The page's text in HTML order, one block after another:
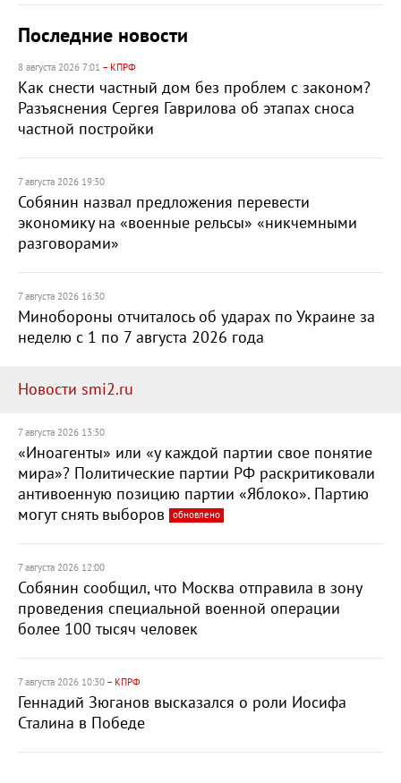
Последние новости
8 августа 2026 7:01 – КПРФ
Как снести частный дом без проблем с законом?
Разъяснения Сергея Гаврилова об этапах сноса
частной постройки
7 августа 2026 19:30
Собянин назвал предложения перевести
экономику на «военные рельсы» «никчемными
разговорами»
7 августа 2026 16:30
Минобороны отчиталось об ударах по Украине за
неделю с 1 по 7 августа 2026 года
Новости smi2.ru
7 августа 2026 13:30
«Иноагенты» или «у каждой партии свое понятие
мира»? Политические партии РФ раскритиковали
антивоенную позицию партии «Яблоко». Партию
могут снять выборов
обновлено
7 августа 2026 12:00
Собянин сообщил, что Москва отправила в зону
проведения специальной военной операции
более 100 тысяч человек
7 августа 2026 10:30 – КПРФ
Геннадий Зюганов высказался о роли Иосифа
Сталина в Победе